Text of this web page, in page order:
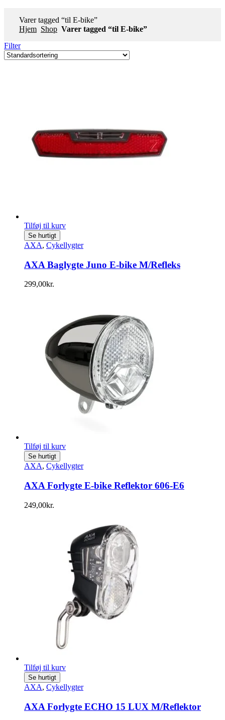
Varer tagged “til E-bike”
Hjem Shop Varer tagged “til E-bike”
Filter
Tilføj til kurv
Se hurtigt
AXA, Cykellygter
AXA Baglygte Juno E-bike M/Refleks
299,00kr.
Tilføj til kurv
Se hurtigt
AXA, Cykellygter
AXA Forlygte E-bike Reflektor 606-E6
249,00kr.
Tilføj til kurv
Se hurtigt
AXA, Cykellygter
AXA Forlygte ECHO 15 LUX M/Reflektor